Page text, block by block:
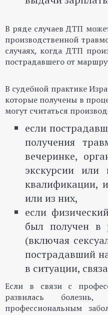
В ряде случаев ДТП
производственной
случаях, когда ДТП
пострадавшего от
В судебной практике
которые получены в
могут считаться
если
получения
вечеринке,
экскурсии или
квалификации,
или из них,
если
был получен в
(включая
пострадавший
в ситуации,
Если в связи с
развилась
профессиональным